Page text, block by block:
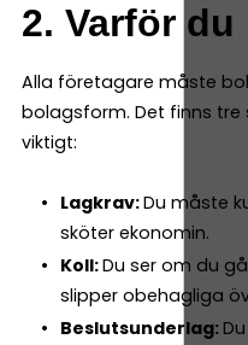
2. Varför
Alla företagare måste
bolagsform. Det finns
viktigt:
Lagkrav:Du måste
sköter ekonomin.
Koll:Du ser om du
slipper obehagliga
Beslutsunderlag: